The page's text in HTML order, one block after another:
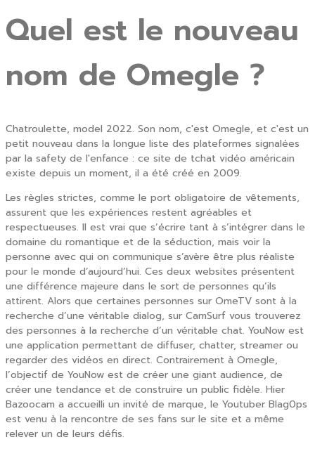
Quel est le nouveau
nom de Omegle ?
Chatroulette, model 2022. Son nom, c'est Omegle, et c'est un
petit nouveau dans la longue liste des plateformes signalées
par la safety de l'enfance : ce site de tchat vidéo américain
existe depuis un moment, il a été créé en 2009.
Les règles strictes, comme le port obligatoire de vêtements,
assurent que les expériences restent agréables et
respectueuses. Il est vrai que s’écrire tant à s’intégrer dans le
domaine du romantique et de la séduction, mais voir la
personne avec qui on communique s’avère être plus réaliste
pour le monde d’aujourd’hui. Ces deux websites présentent
une différence majeure dans le sort de personnes qu’ils
attirent. Alors que certaines personnes sur OmeTV sont à la
recherche d’une véritable dialog, sur CamSurf vous trouverez
des personnes à la recherche d’un véritable chat. YouNow est
une application permettant de diffuser, chatter, streamer ou
regarder des vidéos en direct. Contrairement à Omegle,
l’objectif de YouNow est de créer une giant audience, de
créer une tendance et de construire un public fidèle. Hier
Bazoocam a accueilli un invité de marque, le Youtuber Blag0ps
est venu à la rencontre de ses fans sur le site et a même
relever un de leurs défis.